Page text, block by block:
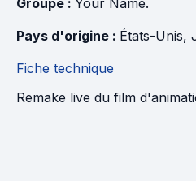
Groupe : Your Name.
Pays d'origine : États-Unis,
Fiche technique
Remake live du film